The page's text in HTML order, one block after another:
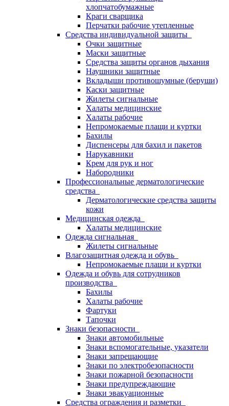
хлопчатобумажные
Краги сварщика
Перчатки рабочие утепленные
Средства индивидуальной защиты
Очки защитные
Маски защитные
Средства защиты органов дыхания
Наушники защитные
Вкладыши противошумные (беруши)
Каски защитные
Жилеты сигнальные
Халаты медицинские
Халаты рабочие
Непромокаемые плащи и куртки
Бахилы
Диспенсеры для бахил и пакетов
Нарукавники
Крем для рук и ног
Набородники
Профессиональные дерматологические
средства
Дерматологические средства защиты
кожи
Медицинская одежда
Халаты медицинские
Одежда сигнальная
Жилеты сигнальные
Влагозащитная одежда и обувь
Непромокаемые плащи и куртки
Одежда и обувь для сотрудников
производства
Бахилы
Халаты рабочие
Фартуки
Тапочки
Знаки безопасности
Знаки автомобильные
Знаки вспомогательные, указатели
Знаки запрещающие
Знаки по электробезопасности
Знаки пожарной безопасности
Знаки предупреждающие
Знаки эвакуационные
Средства ограждения и разметки